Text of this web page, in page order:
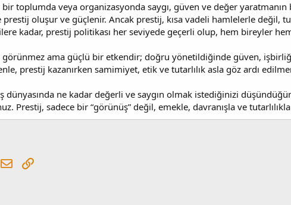
bir toplumda veya organizasyonda saygı, güven ve değer
oluşur ve güçlenir. Ancak prestij, kısa vadeli hamlelerle değil,
kadar, prestij politikası her seviyede geçerli olup, hem bireyler
görünmez ama güçlü bir etkendir; doğru yönetildiğinde güven,
prestij kazanırken samimiyet, etik ve tutarlılık asla göz ardı
dünyasında ne kadar değerli ve saygın olmak istediğinizi
Prestij, sadece bir “görünüş” değil, emekle, davranışla ve
E-postaLink